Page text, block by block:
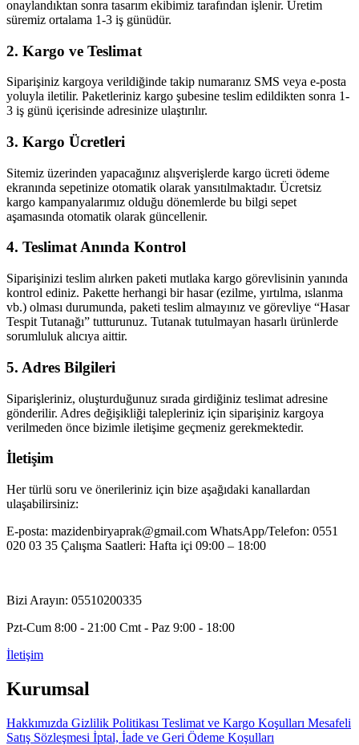
onaylandıktan sonra tasarım ekibimiz tarafından işlenir. Üretim
süremiz ortalama 1-3 iş günüdür.
2. Kargo ve Teslimat
Siparişiniz kargoya verildiğinde takip numaranız SMS veya e-posta
yoluyla iletilir. Paketleriniz kargo şubesine teslim edildikten sonra 1-
3 iş günü içerisinde adresinize ulaştırılır.
3. Kargo Ücretleri
Sitemiz üzerinden yapacağınız alışverişlerde kargo ücreti ödeme
ekranında sepetinize otomatik olarak yansıtılmaktadır. Ücretsiz
kargo kampanyalarımız olduğu dönemlerde bu bilgi sepet
aşamasında otomatik olarak güncellenir.
4. Teslimat Anında Kontrol
Siparişinizi teslim alırken paketi mutlaka kargo görevlisinin yanında
kontrol ediniz. Pakette herhangi bir hasar (ezilme, yırtılma, ıslanma
vb.) olması durumunda, paketi teslim almayınız ve görevliye “Hasar
Tespit Tutanağı” tutturunuz. Tutanak tutulmayan hasarlı ürünlerde
sorumluluk alıcıya aittir.
5. Adres Bilgileri
Siparişleriniz, oluşturduğunuz sırada girdiğiniz teslimat adresine
gönderilir. Adres değişikliği talepleriniz için siparişiniz kargoya
verilmeden önce bizimle iletişime geçmeniz gerekmektedir.
İletişim
Her türlü soru ve önerileriniz için bize aşağıdaki kanallardan
ulaşabilirsiniz:
E-posta: mazidenbiryaprak@gmail.com WhatsApp/Telefon: 0551
020 03 35 Çalışma Saatleri: Hafta içi 09:00 – 18:00
Bizi Arayın: 05510200335
Pzt-Cum 8:00 - 21:00 Cmt - Paz 9:00 - 18:00
İletişim
Kurumsal
Hakkımızda Gizlilik Politikası Teslimat ve Kargo Koşulları Mesafeli
Satış Sözleşmesi İptal, İade ve Geri Ödeme Koşulları